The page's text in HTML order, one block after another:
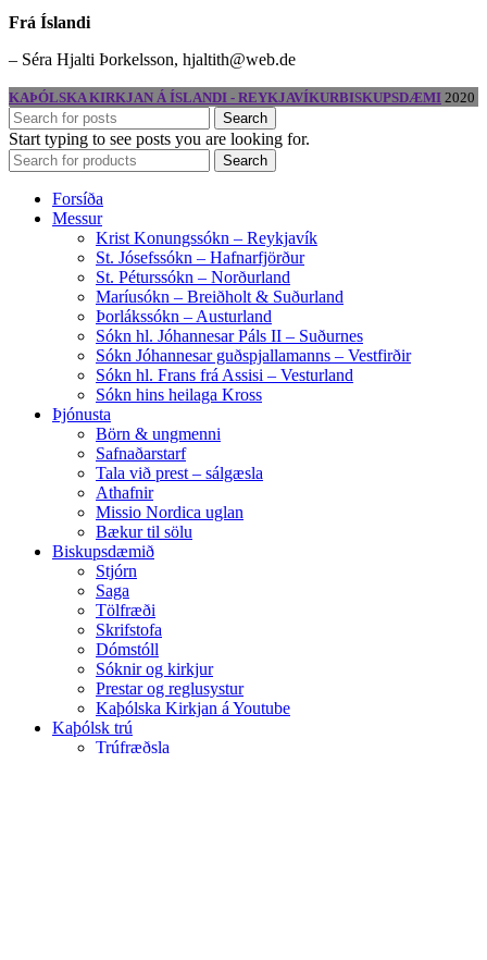
Frá Íslandi
– Séra Hjalti Þorkelsson, hjaltith@web.de
KAÞÓLSKA KIRKJAN Á ÍSLANDI - REYKJAVÍKURBISKUPSDÆMI 2020
Search
Start typing to see posts you are looking for.
Search
Forsíða
Messur
Krist Konungssókn – Reykjavík
St. Jósefssókn – Hafnarfjörður
St. Péturssókn – Norðurland
Maríusókn – Breiðholt & Suðurland
Þorlákssókn – Austurland
Sókn hl. Jóhannesar Páls II – Suðurnes
Sókn Jóhannesar guðspjallamanns – Vestfirðir
Sókn hl. Frans frá Assisi – Vesturland
Sókn hins heilaga Kross
Þjónusta
Börn & ungmenni
Safnaðarstarf
Tala við prest – sálgæsla
Athafnir
Missio Nordica uglan
Bækur til sölu
Biskupsdæmið
Stjórn
Saga
Tölfræði
Skrifstofa
Dómstóll
Sóknir og kirkjur
Prestar og reglusystur
Kaþólska Kirkjan á Youtube
Kaþólsk trú
Trúfræðsla